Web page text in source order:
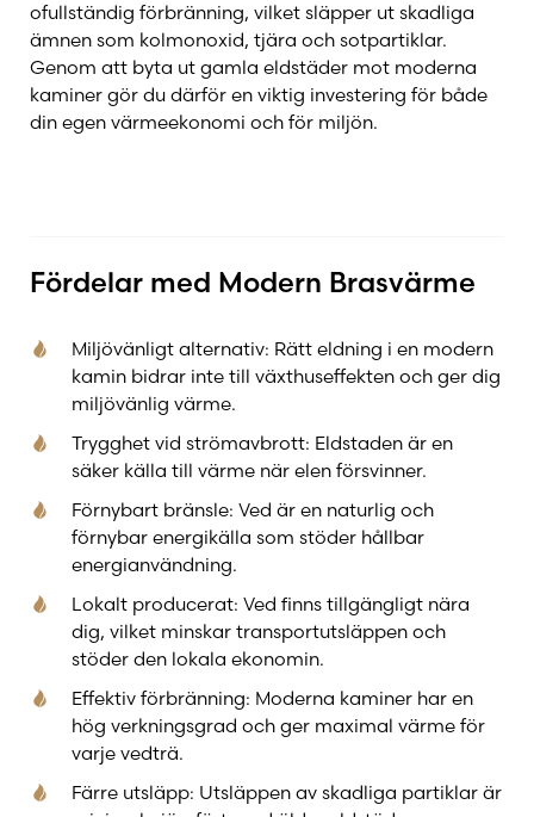
ofullständig förbränning, vilket släpper ut skadliga
ämnen som kolmonoxid, tjära och sotpartiklar.
Genom att byta ut gamla eldstäder mot moderna
kaminer gör du därför en viktig investering för både
din egen värmeekonomi och för miljön.
Fördelar med Modern Brasvärme
Miljövänligt alternativ: Rätt eldning i en modern
kamin bidrar inte till växthuseffekten och ger dig
miljövänlig värme.
Trygghet vid strömavbrott: Eldstaden är en
säker källa till värme när elen försvinner.
Förnybart bränsle: Ved är en naturlig och
förnybar energikälla som stöder hållbar
energianvändning.
Lokalt producerat: Ved finns tillgängligt nära
dig, vilket minskar transportutsläppen och
stöder den lokala ekonomin.
Effektiv förbränning: Moderna kaminer har en
hög verkningsgrad och ger maximal värme för
varje vedträ.
Färre utsläpp: Utsläppen av skadliga partiklar är